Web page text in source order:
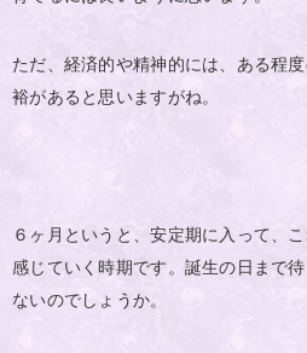
ただ、経済的や精神的には、ある程
裕があると思いますがね。
６ヶ月というと、安定期に入って、
感じていく時期です。誕生の日まで
ないのでしょうか。